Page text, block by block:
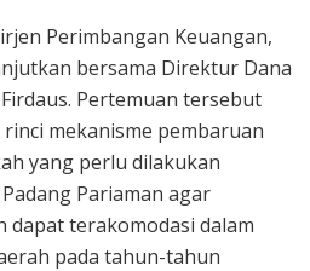
Perimbangan Keuangan,
bersama Direktur Dana
Pertemuan tersebut
mekanisme pembaruan
yang perlu dilakukan
Pariaman agar
dapat terakomodasi dalam
pada tahun-tahun